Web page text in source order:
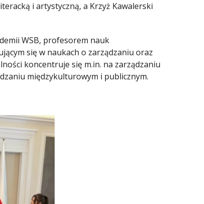
i artystyczną, a Krzyż Kawalerski
WSB, profesorem nauk
się w naukach o zarządzaniu oraz
koncentruje się m.in. na zarządzaniu
międzykulturowym i publicznym.